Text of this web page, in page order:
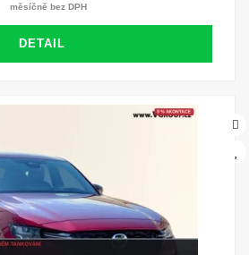
měsíčně bez DPH
DETAIL